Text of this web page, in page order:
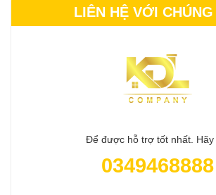
LIÊN HỆ VỚI
Để được hỗ trợ tốt nhất. Hãy
0349468888